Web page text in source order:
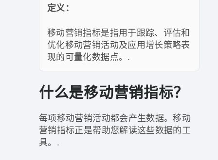
定义：
移动营销指标是指用于跟踪、评估和
优化移动营销活动及应用增长策略表
现的可量化数据点。.
什么是移动营销指标？
每项移动营销活动都会产生数据。移动
营销指标正是帮助您解读这些数据的工
具。.